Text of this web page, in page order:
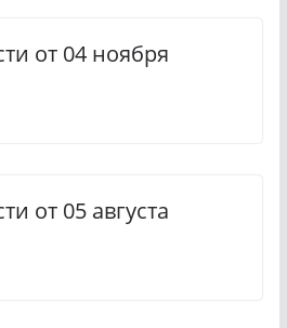
от 04 ноября
от 05 августа